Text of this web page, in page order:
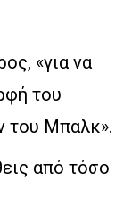
«για να
του
του Μπαλκ».
από τόσο